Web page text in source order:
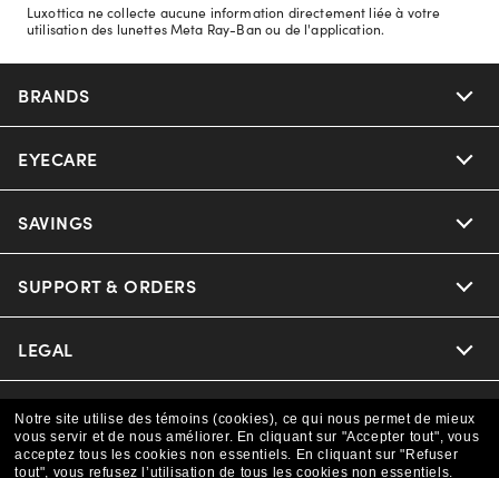
Luxottica ne collecte aucune information directement liée à votre
utilisation des lunettes Meta Ray-Ban ou de l'application.
BRANDS
Nuance Audio
Ray-Ban
Michael Kors
EYECARE
Our Eyeglasses
Our Sunglasses
Oakley Meta
Eyewear Trends
SAVINGS
Offers & Discount
Insurance
CAA Members
SUPPORT & ORDERS
Help Center
Shipping & Returns
LEGAL
Privacy Policy
Terms & Conditions
COMPANY INFO
Notre site utilise des témoins (cookies), ce qui nous permet de mieux
vous servir et de nous améliorer. En cliquant sur "Accepter tout", vous
acceptez tous les cookies non essentiels. En cliquant sur "Refuser
tout", vous refusez l’utilisation de tous les cookies non essentiels.